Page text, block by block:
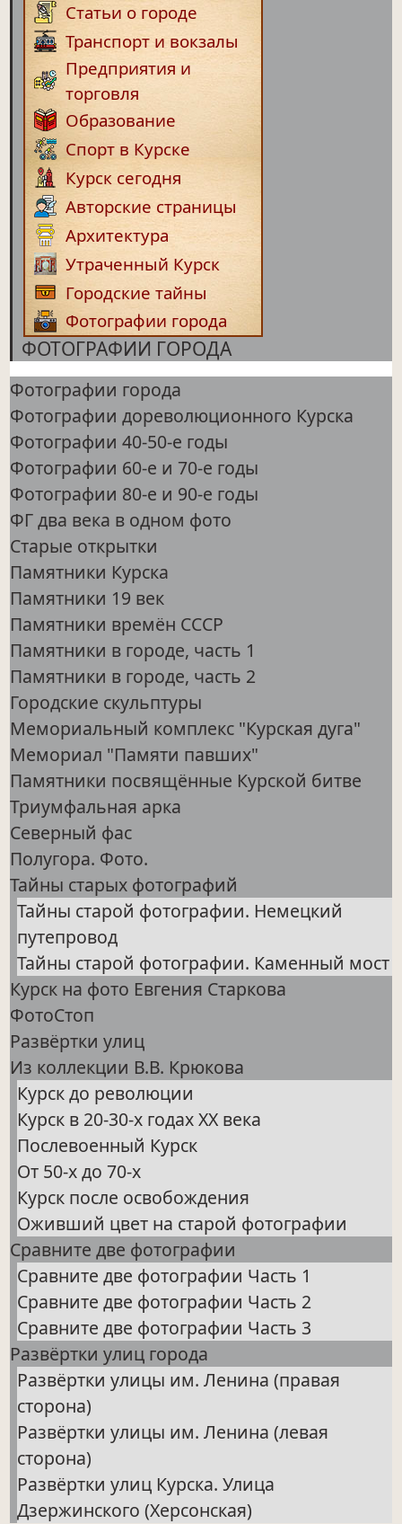
Статьи о городе
Транспорт и вокзалы
Предприятия и
торговля
Образование
Спорт в Курске
Курск сегодня
Авторские страницы
Архитектура
Утраченный Курск
Городские тайны
Фотографии города
ФОТОГРАФИИ ГОРОДА
Фотографии города
Фотографии дореволюционного Курска
Фотографии 40-50-е годы
Фотографии 60-е и 70-е годы
Фотографии 80-е и 90-е годы
ФГ два века в одном фото
Старые открытки
Памятники Курска
Памятники 19 век
Памятники времён СССР
Памятники в городе, часть 1
Памятники в городе, часть 2
Городские скульптуры
Мемориальный комплекс "Курская дуга"
Мемориал "Памяти павших"
Памятники посвящённые Курской битве
Триумфальная арка
Северный фас
Полугора. Фото.
Тайны старых фотографий
Тайны старой фотографии. Немецкий
путепровод
Тайны старой фотографии. Каменный мост
Курск на фото Евгения Старкова
ФотоСтоп
Развёртки улиц
Из коллекции В.В. Крюкова
Курск до революции
Курск в 20-30-х годах ХХ века
Послевоенный Курск
От 50-х до 70-х
Курск после освобождения
Оживший цвет на старой фотографии
Сравните две фотографии
Сравните две фотографии Часть 1
Сравните две фотографии Часть 2
Сравните две фотографии Часть 3
Развёртки улиц города
Развёртки улицы им. Ленина (правая
сторона)
Развёртки улицы им. Ленина (левая
сторона)
Развёртки улиц Курска. Улица
Дзержинского (Херсонская)